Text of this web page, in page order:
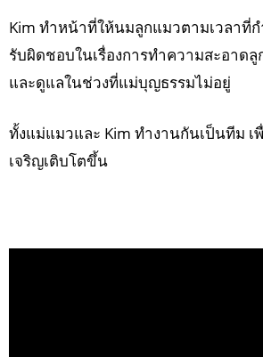
Kim ทำหน้าที่ให้นมลูกแมวตามเวลาที่
รับผิดชอบในเรื่องการทำความสะอาด
และดูแลในช่วงที่แม่บุญธรรมไม่อยู่
ทั้งแม่แมวและ Kim ทำงานกันเป็นทีม เ
เจริญเติบโตขึ้น